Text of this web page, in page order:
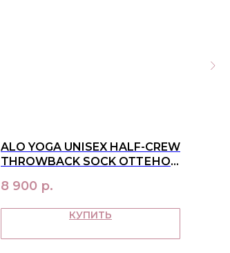
ALO YOGA UNISEX HALF-CREW
THROWBACK SOCK ОТТЕНОК
BLUE
8 900 р.
КУПИТЬ